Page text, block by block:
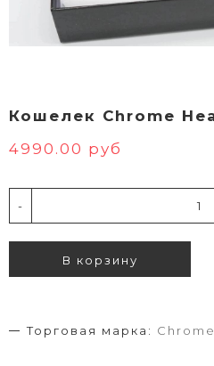
Кошелек Chrome
4990.00 руб
-
В корзину
Торговая марка: